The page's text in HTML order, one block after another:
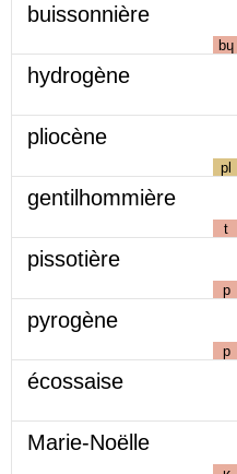
buissonnière
bɥ
hydrogène
pliocène
pl
gentilhommière
t
pissotière
p
pyrogène
p
écossaise
Marie-Noëlle